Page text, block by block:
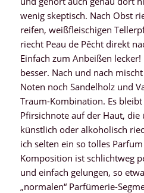
wenig skeptisch. Nach Obst
reifen, weißfleischigen
riecht Peau de Pêcht direkt
Einfach zum Anbeißen
besser. Nach und nach
Noten noch Sandelholz und
Traum-Kombination. Es
Pfirsichnote auf der Haut,
künstlich oder alkoholisch
ich selten ein so tolles
Komposition ist schlichtweg
und einfach gelungen, so
„normalen“ Parfümerie-